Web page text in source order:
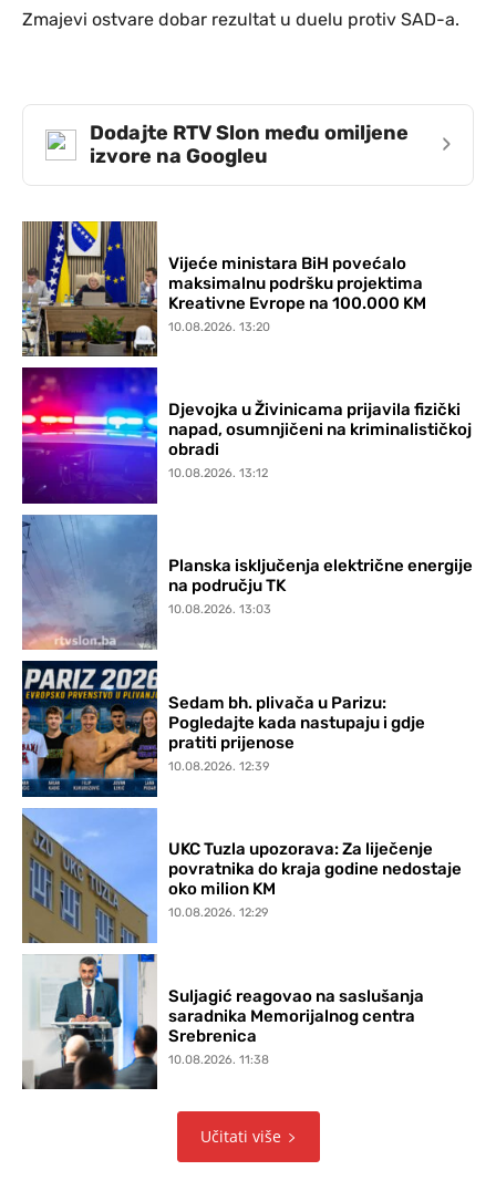
Zmajevi ostvare dobar rezultat u duelu protiv SAD-a.
Dodajte RTV Slon među omiljene
izvore na Googleu
›
Vijeće ministara BiH povećalo
maksimalnu podršku projektima
Kreativne Evrope na 100.000 KM
10.08.2026. 13:20
Djevojka u Živinicama prijavila fizički
napad, osumnjičeni na kriminalističkoj
obradi
10.08.2026. 13:12
Planska isključenja električne energije
na području TK
10.08.2026. 13:03
Sedam bh. plivača u Parizu:
Pogledajte kada nastupaju i gdje
pratiti prijenose
10.08.2026. 12:39
UKC Tuzla upozorava: Za liječenje
povratnika do kraja godine nedostaje
oko milion KM
10.08.2026. 12:29
Suljagić reagovao na saslušanja
saradnika Memorijalnog centra
Srebrenica
10.08.2026. 11:38
Učitati više